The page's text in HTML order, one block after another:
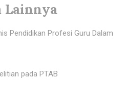
Lainnya
Pendidikan Profesi Guru Dalam
pada PTAB